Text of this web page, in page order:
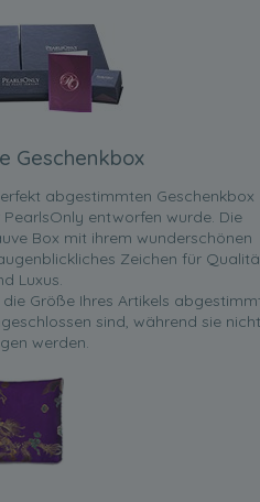
Geschenkbox
abgestimmten Geschenkbox
entworfen wurde. Die
Box mit ihrem wunderschönen
Zeichen für
Luxus.
Größe Ihres Artikels
sind, während sie nicht
werden.